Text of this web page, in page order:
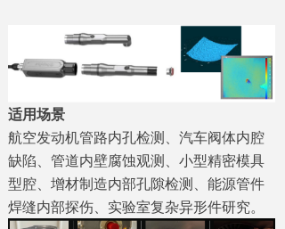
适用场景
航空发动机管路内孔检测、汽车阀体内腔
缺陷、管道内壁腐蚀观测、小型精密模具
型腔、增材制造内部孔隙检测、能源管件
焊缝内部探伤、实验室复杂异形件研究。